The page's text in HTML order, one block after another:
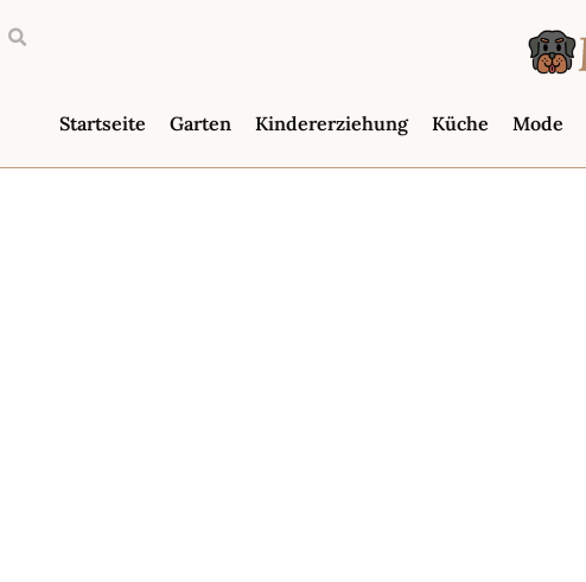
Startseite Garten Kindererziehung Küche Mode